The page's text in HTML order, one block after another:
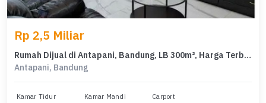
Rp 2,5 Miliar
Rumah Dijual di Antapani, Bandung, LB 300m², Harga Terbaik!
Antapani, Bandung
Kamar Tidur Kamar Mandi Carport